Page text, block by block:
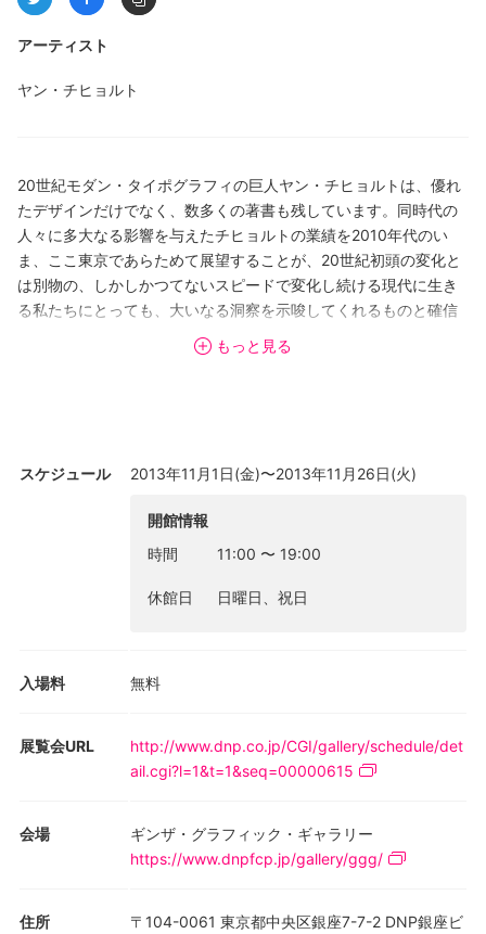
アーティスト
ヤン・チヒョルト
20世紀モダン・タイポグラフィの巨人ヤン・チヒョルトは、優れ
たデザインだけでなく、数多くの著書も残しています。同時代の
人々に多大なる影響を与えたチヒョルトの業績を2010年代のい
ま、ここ東京であらためて展望することが、20世紀初頭の変化と
は別物の、しかしかつてないスピードで変化し続ける現代に生き
る私たちにとっても、大いなる洞察を示唆してくれるものと確信
郎（アドビシステムズ）
会場: DNP銀座ビル3F
もっと見る
スケジュール 2013年11月1日(金)〜2013年11月26日(火)
開館情報
時間
11:00 〜 19:00
休館日 日曜日、祝日
入場料 無料
展覧会URL
http://www.dnp.co.jp/CGI/gallery/schedule/det
ail.cgi?l=1&t=1&seq=00000615
会場
ギンザ・グラフィック・ギャラリー
https://www.dnpfcp.jp/gallery/ggg/
住所
〒104-0061 東京都中央区銀座7-7-2 DNP銀座ビ